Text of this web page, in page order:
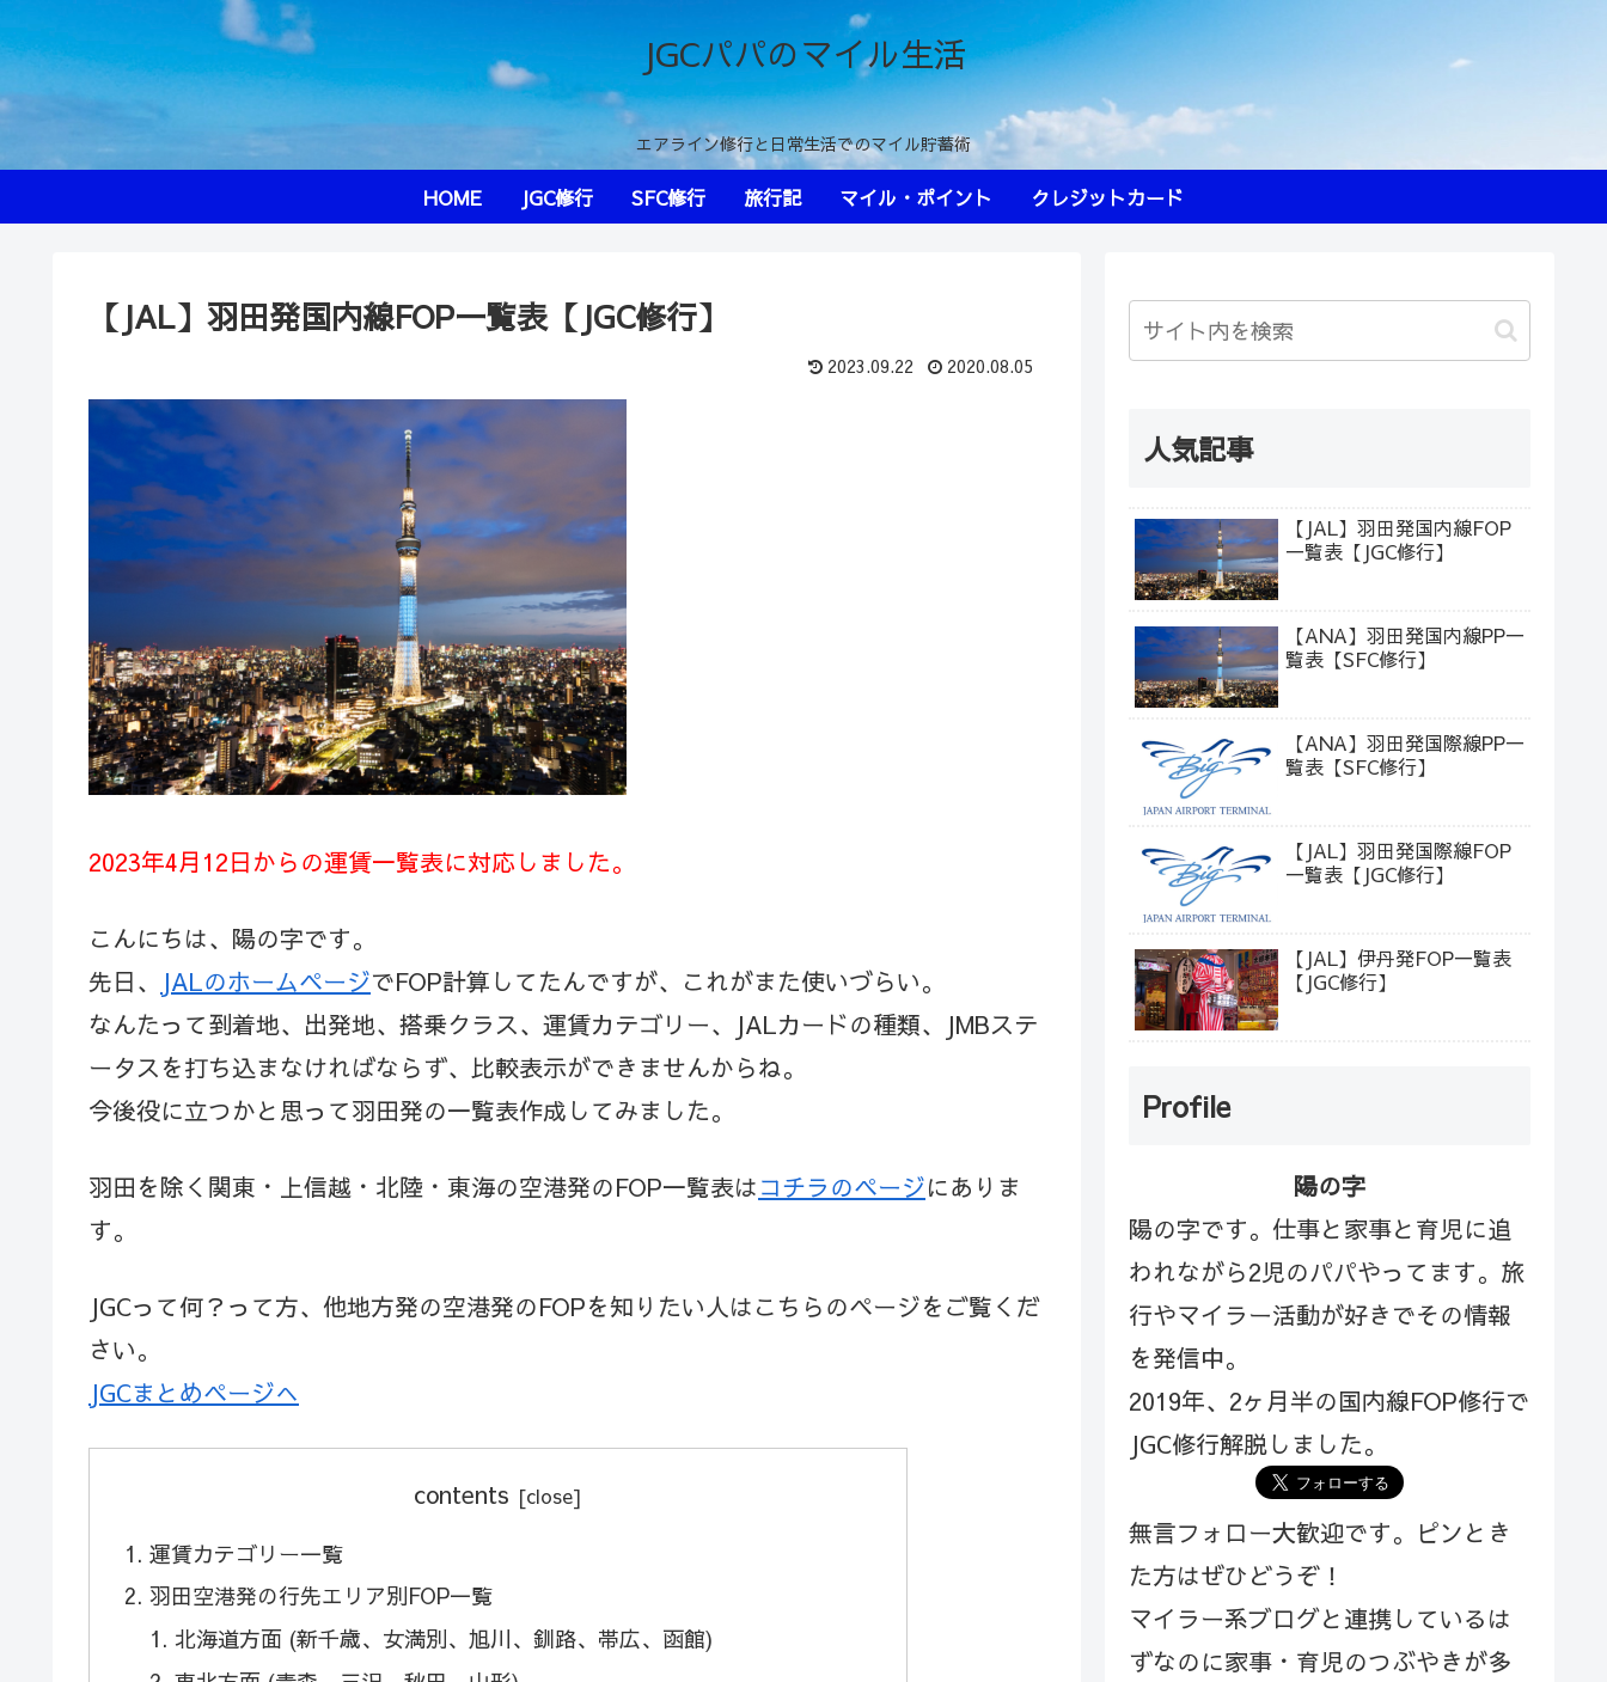
JGCパパのマイル生活
エアライン修行と日常生活でのマイル貯蓄術
HOME JGC修行 SFC修行 旅行記 マイル・ポイント クレジットカード
【JAL】羽田発国内線FOP一覧表【JGC修行】
2023.09.22 2020.08.05
2023年4月12日からの運賃一覧表に対応しました。
こんにちは、陽の字です。
先日、
JALのホームページでFOP計算してたんですが、これがまた使いづらい。
なんたって到着地、出発地、搭乗クラス、運賃カテゴリー、JALカードの種類、JMBステ
ータスを打ち込まなければならず、比較表示ができませんからね。
今後役に立つかと思って羽田発の一覧表作成してみました。
羽田を除く関東・上信越・北陸・東海の空港発のFOP一覧表はコチラのページにありま
す。
JGCって何？って方、他地方発の空港発のFOPを知りたい人はこちらのページをご覧くだ
さい。
JGCまとめページへ
contents
運賃カテゴリー一覧
羽田空港発の行先エリア別FOP一覧
北海道方面 (新千歳、女満別、旭川、釧路、帯広、函館)
人気記事
【JAL】羽田発国内線FOP
一覧表【JGC修行】
【ANA】羽田発国内線PP一
覧表【SFC修行】
【ANA】羽田発国際線PP一
覧表【SFC修行】
【JAL】羽田発国際線FOP
一覧表【JGC修行】
【JAL】伊丹発FOP一覧表
【JGC修行】
Profile
陽の字
陽の字です。仕事と家事と育児に追
われながら2児のパパやってます。旅
行やマイラー活動が好きでその情報
を発信中。
2019年、2ヶ月半の国内線FOP修行で
JGC修行解脱しました。
無言フォロー大歓迎です。ピンとき
た方はぜひどうぞ！
マイラー系ブログと連携しているは
ずなのに家事・育児のつぶやきが多